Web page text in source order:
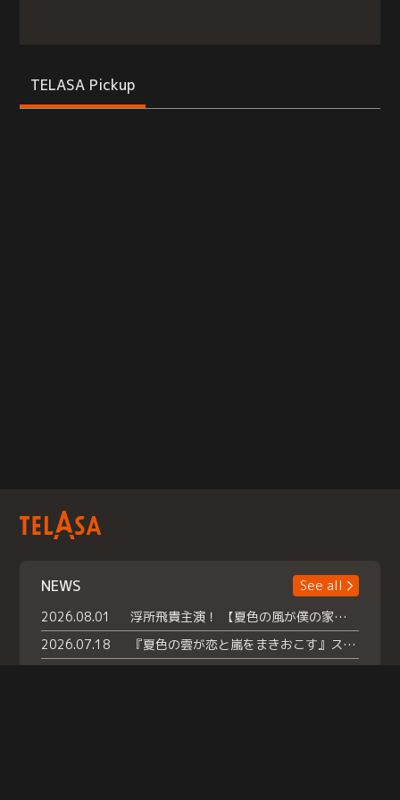
TELASA Pickup
NEWS
See all
2026.08.01
浮所飛貴主演！ 【夏色の風が僕の家にやってきた】 本日よりテラサで独占配信スタート！
2026.07.18
『夏色の雲が恋と嵐をまきおこす』スペシャルメイキング 【Part1】2026年７月18日（土）23時30分～配信スタート！話題のシーンの裏側を大公開！豪華キャスト大集合！ 『武宮家 真夏の家族会議』開催！